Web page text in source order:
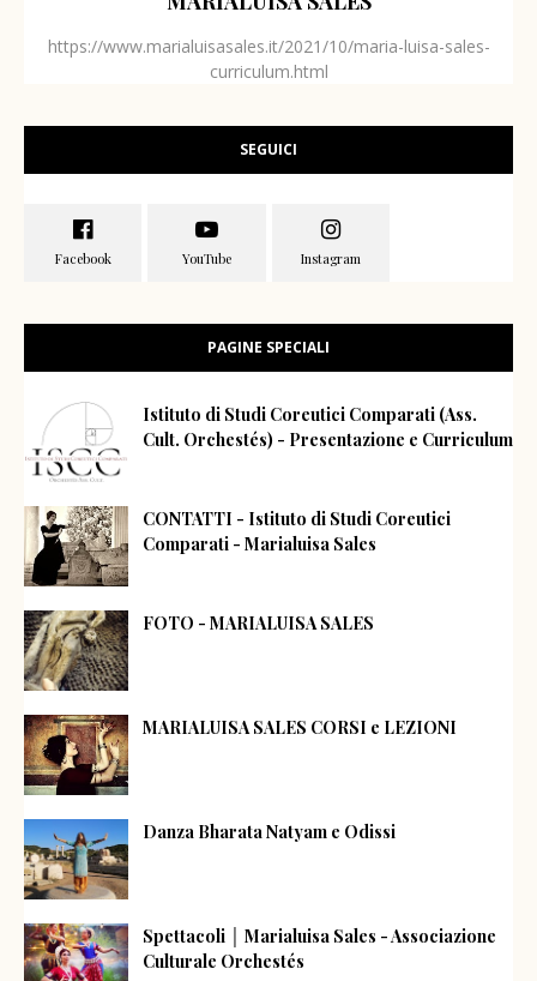
https://www.marialuisasales.it/2021/10/maria-luisa-sales-
curriculum.html
SEGUICI
PAGINE SPECIALI
Istituto di Studi Coreutici Comparati (Ass.
Cult. Orchestés) - Presentazione e Curriculum
CONTATTI - Istituto di Studi Coreutici
Comparati - Marialuisa Sales
FOTO - MARIALUISA SALES
MARIALUISA SALES CORSI e LEZIONI
Danza Bharata Natyam e Odissi
Spettacoli │ Marialuisa Sales - Associazione
Culturale Orchestés